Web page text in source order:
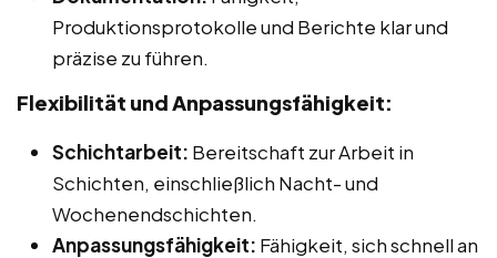
Produktionsprotokolle und Berichte klar und
präzise zu führen.
Flexibilität und Anpassungsfähigkeit:
Schichtarbeit: Bereitschaft zur Arbeit in
Schichten, einschließlich Nacht- und
Wochenendschichten.
Anpassungsfähigkeit: Fähigkeit, sich schnell an